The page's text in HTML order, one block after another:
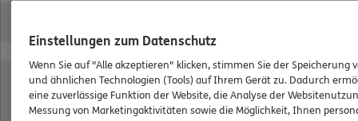
Hilfe & Services
E-Mail schreiben
Einstellungen zum Datenschutz
Wenn Sie auf "Alle akzeptieren" klicken, stimmen Sie der Speicherung
und ähnlichen Technologien (Tools) auf Ihrem Gerät zu. Dadurch
eine zuverlässige Funktion der Website, die Analyse der
Messung von Marketingaktivitäten sowie die Möglichkeit, Ihnen